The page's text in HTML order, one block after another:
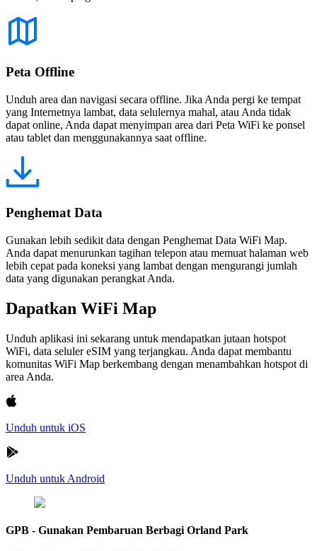
Peta Offline
Unduh area dan navigasi secara offline. Jika Anda pergi ke tempat
yang Internetnya lambat, data selulernya mahal, atau Anda tidak
dapat online, Anda dapat menyimpan area dari Peta WiFi ke ponsel
atau tablet dan menggunakannya saat offline.
Penghemat Data
Gunakan lebih sedikit data dengan Penghemat Data WiFi Map.
Anda dapat menurunkan tagihan telepon atau memuat halaman web
lebih cepat pada koneksi yang lambat dengan mengurangi jumlah
data yang digunakan perangkat Anda.
Dapatkan WiFi Map
Unduh aplikasi ini sekarang untuk mendapatkan jutaan hotspot
WiFi, data seluler eSIM yang terjangkau. Anda dapat membantu
komunitas WiFi Map berkembang dengan menambahkan hotspot di
area Anda.
Unduh untuk iOS
Unduh untuk Android
GPB - Gunakan Pembaruan Berbagi Orland Park